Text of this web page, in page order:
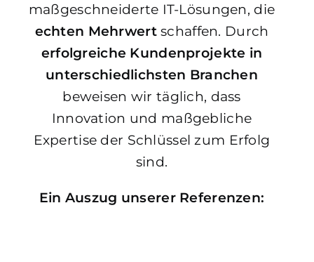
maßgeschneiderte IT-Lösungen, die
echten Mehrwertschaffen. Durch
erfolgreiche Kundenprojekte in
unterschiedlichsten Branchen
beweisen wir täglich, dass
Innovation und maßgebliche
Expertise der Schlüssel zum Erfolg
sind.
Ein Auszug unserer Referenzen: